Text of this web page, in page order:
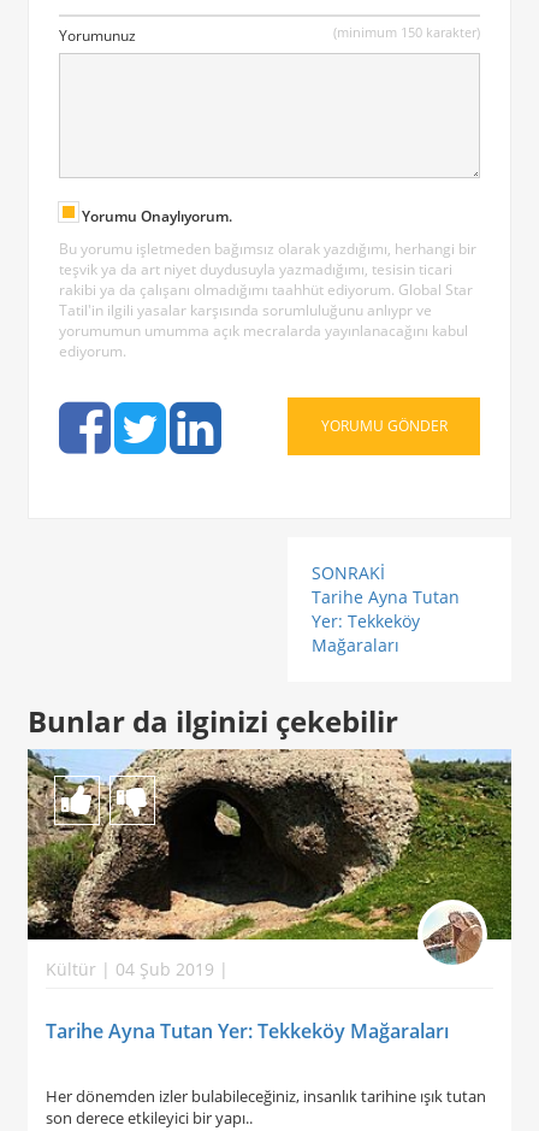
Yorumunuz (minimum 150 karakter)
Yorumu Onaylıyorum.
Bu yorumu işletmeden bağımsız olarak yazdığımı, herhangi bir
teşvik ya da art niyet duydusuyla yazmadığımı, tesisin ticari
rakibi ya da çalışanı olmadığımı taahhüt ediyorum. Global Star
Tatil'in ilgili yasalar karşısında sorumluluğunu anlıypr ve
yorumumun umumma açık mecralarda yayınlanacağını kabul
ediyorum.
SONRAKİ
Tarihe Ayna Tutan
Yer: Tekkeköy
Mağaraları
Bunlar da ilginizi çekebilir
Kültür | 04 Şub 2019 |
Tarihe Ayna Tutan Yer: Tekkeköy Mağaraları
Her dönemden izler bulabileceğiniz, insanlık tarihine ışık tutan
son derece etkileyici bir yapı..